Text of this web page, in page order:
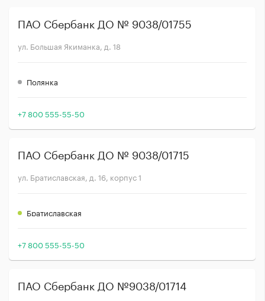
ПАО Сбербанк ДО № 9038/01755
ул. Большая Якиманка, д. 18
Полянка
+7 800 555-55-50
ПАО Сбербанк ДО № 9038/01715
ул. Братиславская, д. 16, корпус 1
Братиславская
+7 800 555-55-50
ПАО Сбербанк ДО №9038/01714